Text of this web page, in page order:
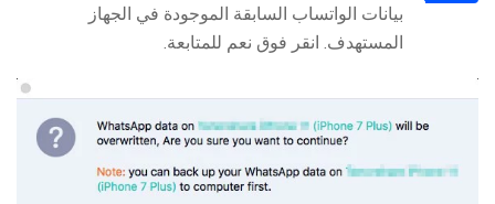
بيانات الواتساب السابقة الموجودة في الجهاز
المستهدف. انقر فوق نعم للمتابعة.